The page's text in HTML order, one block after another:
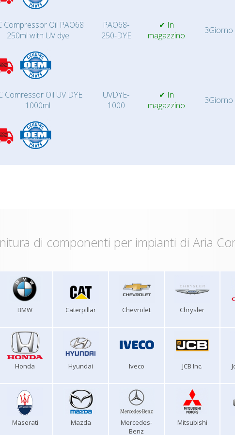
Compressor Oil PAO68
250ml with UV dye
PAO68-
250-DYE
✔ In
magazzino
3Giorno
Comressor Oil UV DYE
1000ml
UVDYE-
1000
✔ In
magazzino
3Giorno
di componenti per impianti di Aria
BMW Caterpillar Chevrolet Chrysler
Honda Hyundai Iveco JCB Inc.
Maserati Mazda
Mercedes-
Benz
Mitsubishi